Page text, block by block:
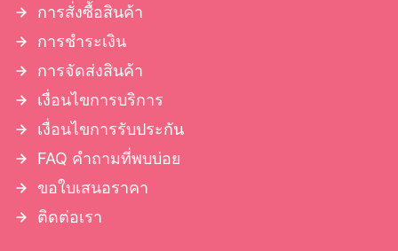
การสั่งซื้อสินค้า
การชำระเงิน
การจัดส่งสินค้า
เงื่อนไขการบริการ
เงื่อนไขการรับประกัน
FAQ คำถามที่พบบ่อย
ขอใบเสนอราคา
ติดต่อเรา